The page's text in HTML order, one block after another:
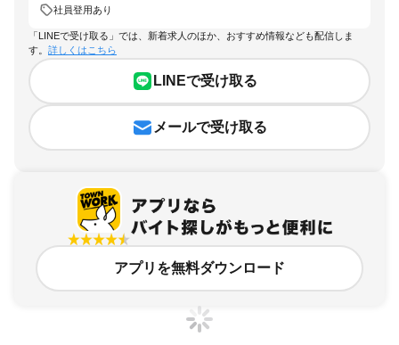
社員登用あり
「LINEで受け取る」では、新着求人のほか、おすすめ情報なども配信しま
す。 詳しくはこちら
LINEで受け取る
メールで受け取る
アプリを無料ダウンロード